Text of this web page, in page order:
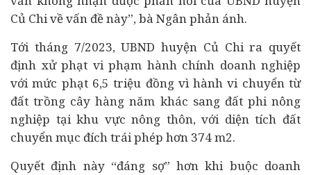
Củ Chi về vấn đề này”, bà Ngân phản ánh.
Tới tháng 7/2023, UBND huyện Củ Chi ra quyết
định xử phạt vi phạm hành chính doanh nghiệp
với mức phạt 6,5 triệu đồng vì hành vi chuyển từ
đất trồng cây hàng năm khác sang đất phi nông
nghiệp tại khu vực nông thôn, với diện tích đất
chuyển mục đích trái phép hơn 374 m2.
Quyết định này “đáng sợ” hơn khi buộc doanh